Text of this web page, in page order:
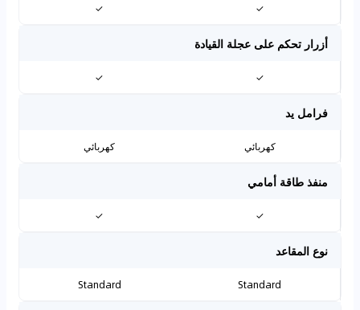
✓
✓
أزرار تحكم على عجلة القيادة
✓
✓
فرامل يد
كهربائي كهربائي
منفذ طاقة أمامي
✓
✓
نوع المقاعد
Standard
Standard